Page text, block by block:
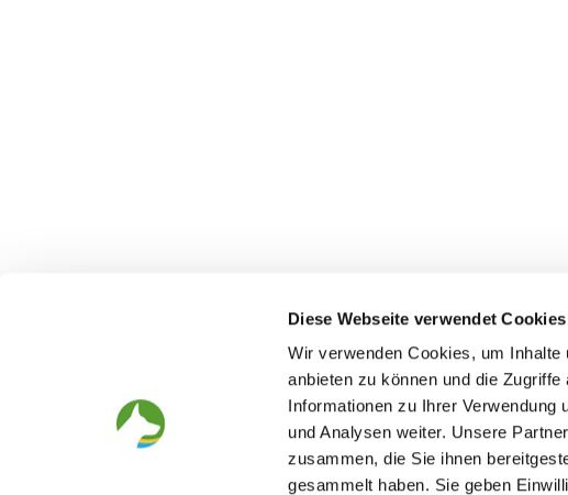
Diese Webseite verwendet Cookies
Wir verwenden Cookies, um
anbieten zu können und die
Informationen zu Ihrer Verwendung
und Analysen weiter. Unsere
zusammen, die Sie ihnen
gesammelt haben. Sie geben
The German Shepherd
Everything about the breed
Breeding and upbringing
The Club
Structur
SV magazine